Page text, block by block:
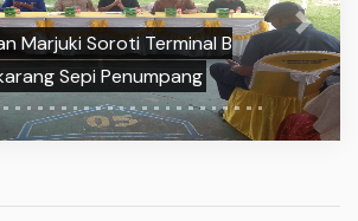
Marjuki Soroti Terminal B
Sepi Penumpang
Next